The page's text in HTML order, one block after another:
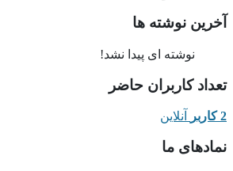
آخرین نوشته ها
نوشته ای پیدا نشد!
تعداد کاربران حاضر
2 کاربر آنلاین
نمادهای ما